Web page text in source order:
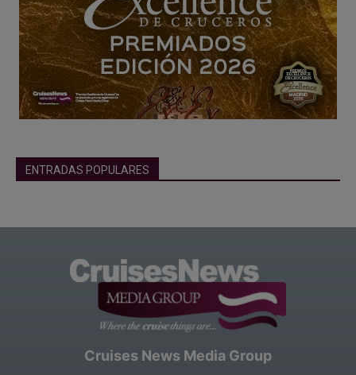
ENTRADAS POPULARES
Cruises News Media Group